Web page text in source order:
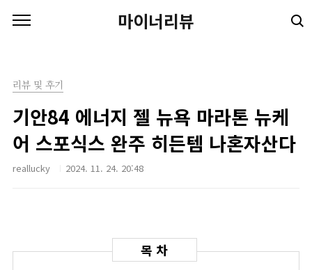
마이너리뷰
리뷰 및 후기
기안84 에너지 젤 뉴욕 마라톤 뉴케
어 스포식스 완주 히든템 나혼자산다
reallucky 2024. 11. 24. 20:48